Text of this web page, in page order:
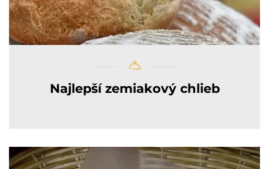
Najlepší zemiakový chlieb